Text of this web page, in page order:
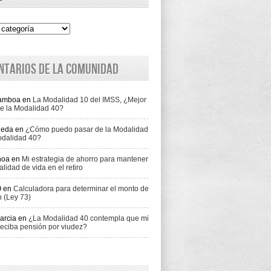
de la comunidad
en La Modalidad 10 del IMSS, ¿Mejor
la Modalidad 40?
en ¿Cómo puedo pasar de la Modalidad
40?
en Mi estrategia de ahorro para mantener
de vida en el retiro
en Calculadora para determinar el monto de
(Ley 73)
en ¿La Modalidad 40 contempla que mi
pensión por viudez?